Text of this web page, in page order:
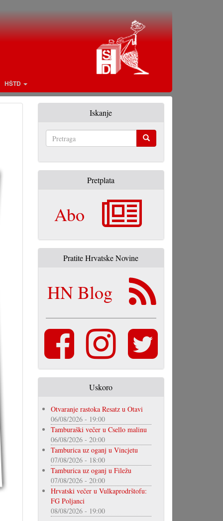
HŠTD
Iskanje
Pretplata
Abo
Pratite Hrvatske Novine
HN Blog
Uskoro
Otvaranje rastoka Resatz u Otavi
06/08/2026 - 19:00
Tamburaški večer u Csello malinu
06/08/2026 - 20:00
Tamburica uz oganj u Vincjetu
07/08/2026 - 18:00
Tamburica uz oganj u Filežu
07/08/2026 - 20:00
Hrvatski večer u Vulkaprodrštofu:
FG Poljanci
08/08/2026 - 19:00